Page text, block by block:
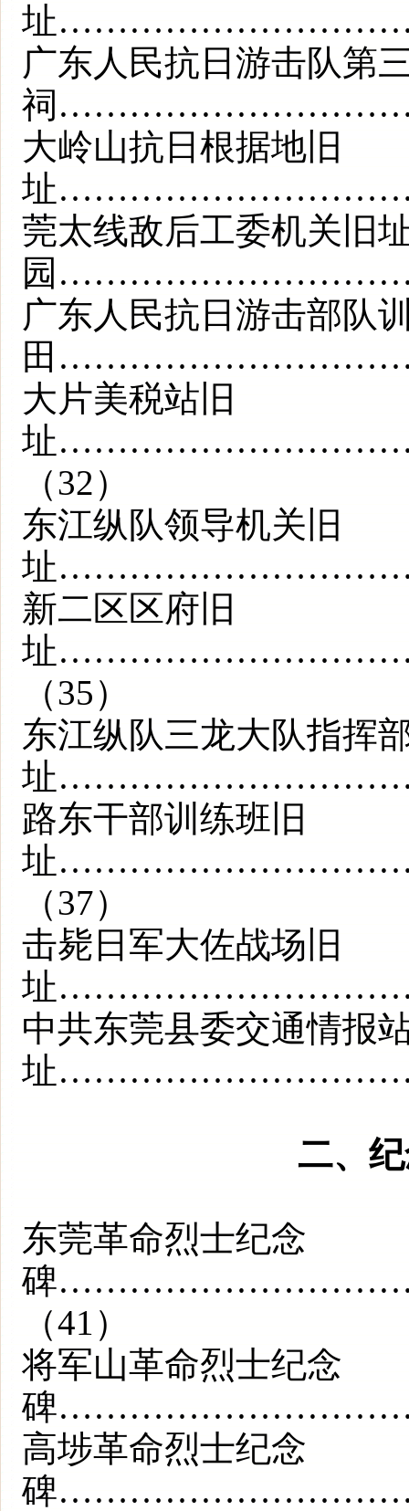
址
广东人民抗日游击队
祠
大岭山抗日根据地旧
址
莞太线敌后工委机关
园
广东人民抗日游击部
田
大片美税站旧
址
（32）
东江纵队领导机关旧
址
新二区区府旧
址
（35）
东江纵队三龙大队指挥
址
路东干部训练班旧
址
（37）
击毙日军大佐战场旧
址
中共东莞县委交通情报
址
二、
东莞革命烈士纪念
碑
（41）
将军山革命烈士纪念
碑
高埗革命烈士纪念
碑